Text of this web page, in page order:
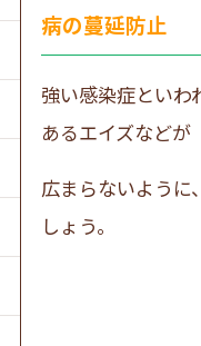
病の蔓延防止
強い感染症といわ
あるエイズなどが
広まらないように
しょう。